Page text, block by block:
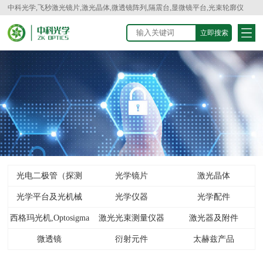
中科光学,飞秒激光镜片,激光晶体,微透镜阵列,隔震台,显微镜平台,光束轮廓仪
光电二极管（探测
器）
光学镜片 激光晶体
光学平台及光机械 光学仪器 光学配件
西格玛光机,Optosigma 激光光束测量仪器 激光器及附件
微透镜 衍射元件 太赫兹产品